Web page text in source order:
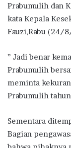
Prabumulih dan
kata Kepala
Fauzi,Rabu (24/
” Jadi benar
Prabumulih
meminta
Prabumulih
Sementara
Bagian